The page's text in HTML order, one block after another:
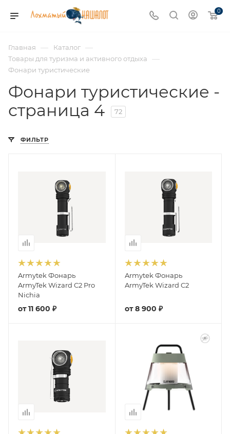
0
Главная — Каталог —
Товары для туризма и активного отдыха —
Фонари туристические
Фонари туристические -
страница 4
72
ФИЛЬТР
Armytek Фонарь
ArmyTek Wizard C2 Pro
Nichia
от11 600 ₽
Armytek Фонарь
ArmyTek Wizard C2
от8 900 ₽